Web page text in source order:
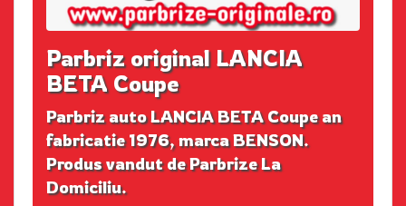
Parbriz original LANCIA
BETA Coupe
Parbriz auto LANCIA BETA Coupe an
fabricatie 1976, marca BENSON.
Produs vandut de Parbrize La
Domiciliu.